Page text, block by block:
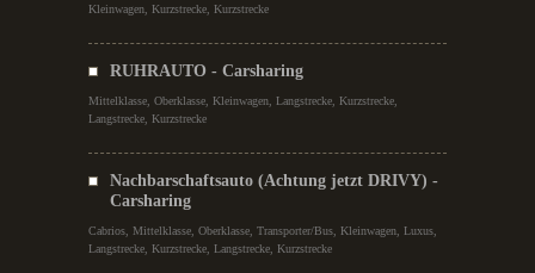
Kleinwagen, Kurzstrecke, Kurzstrecke
RUHRAUTO - Carsharing
Mittelklasse, Oberklasse, Kleinwagen, Langstrecke, Kurzstrecke,
Langstrecke, Kurzstrecke
Nachbarschaftsauto (Achtung jetzt DRIVY) -
Carsharing
Cabrios, Mittelklasse, Oberklasse, Transporter/Bus, Kleinwagen, Luxus,
Langstrecke, Kurzstrecke, Langstrecke, Kurzstrecke